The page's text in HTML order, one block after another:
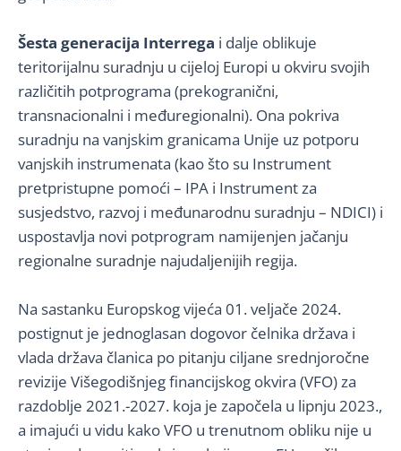
Šesta generacija Interrega i dalje oblikuje
teritorijalnu suradnju u cijeloj Europi u okviru svojih
različitih potprograma (prekogranični,
transnacionalni i međuregionalni). Ona pokriva
suradnju na vanjskim granicama Unije uz potporu
vanjskih instrumenata (kao što su Instrument
pretpristupne pomoći – IPA i Instrument za
susjedstvo, razvoj i međunarodnu suradnju – NDICI) i
uspostavlja novi potprogram namijenjen jačanju
regionalne suradnje najudaljenijih regija.
Na sastanku Europskog vijeća 01. veljače 2024.
postignut je jednoglasan dogovor čelnika država i
vlada država članica po pitanju ciljane srednjoročne
revizije Višegodišnjeg financijskog okvira (VFO) za
razdoblje 2021.-2027. koja je započela u lipnju 2023.,
a imajući u vidu kako VFO u trenutnom obliku nije u